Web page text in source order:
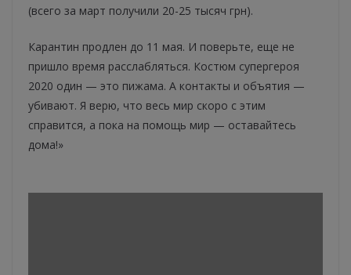
(всего за март получили 20-25 тысяч грн).
Карантин продлен до 11 мая. И поверьте, еще не
пришло время расслабляться. Костюм супергероя
2020 один — это пижама. А контакты и объятия —
убивают. Я верю, что весь мир скоро с этим
справится, а пока на помощь мир — оставайтесь
дома!»